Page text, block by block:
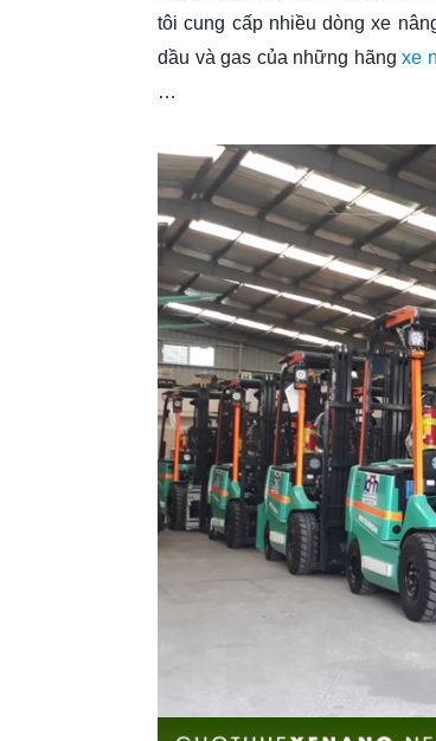
tôi cung cấp nhiều dòng xe
dầu và gas của những hãngxe
…